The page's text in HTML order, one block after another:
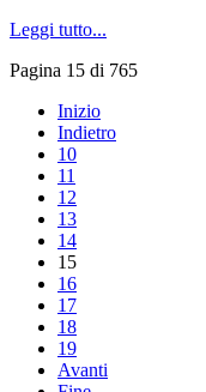
Leggi tutto...
Pagina 15 di 765
Inizio
Indietro
10
11
12
13
14
15
16
17
18
19
Avanti